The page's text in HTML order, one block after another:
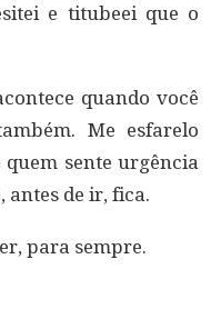
e titubeei que o
quando você
Me esfarelo
sente urgência
antes de ir, fica.
para sempre.